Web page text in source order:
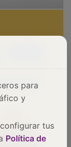
para
y
tus
Política de